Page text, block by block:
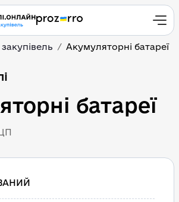
Акумуляторні батареї
батареї